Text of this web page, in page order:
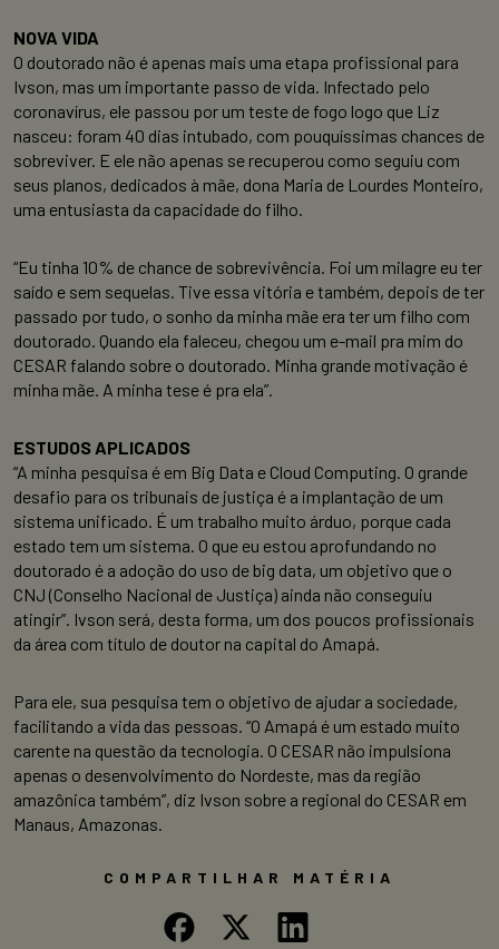
NOVA VIDA
O doutorado não é apenas mais uma etapa profissional para
Ivson, mas um importante passo de vida. Infectado pelo
coronavírus, ele passou por um teste de fogo logo que Liz
nasceu: foram 40 dias intubado, com pouquíssimas chances de
sobreviver. E ele não apenas se recuperou como seguiu com
seus planos, dedicados à mãe, dona Maria de Lourdes Monteiro,
uma entusiasta da capacidade do filho.
“Eu tinha 10% de chance de sobrevivência. Foi um milagre eu ter
saído e sem sequelas. Tive essa vitória e também, depois de ter
passado por tudo, o sonho da minha mãe era ter um filho com
doutorado. Quando ela faleceu, chegou um e-mail pra mim do
CESAR falando sobre o doutorado. Minha grande motivação é
minha mãe. A minha tese é pra ela”.
ESTUDOS APLICADOS
“A minha pesquisa é em Big Data e Cloud Computing. O grande
desafio para os tribunais de justiça é a implantação de um
sistema unificado. É um trabalho muito árduo, porque cada
estado tem um sistema. O que eu estou aprofundando no
doutorado é a adoção do uso de big data, um objetivo que o
CNJ (Conselho Nacional de Justiça) ainda não conseguiu
atingir”. Ivson será, desta forma, um dos poucos profissionais
da área com título de doutor na capital do Amapá.
Para ele, sua pesquisa tem o objetivo de ajudar a sociedade,
facilitando a vida das pessoas. “O Amapá é um estado muito
carente na questão da tecnologia. O CESAR não impulsiona
apenas o desenvolvimento do Nordeste, mas da região
amazônica também”, diz Ivson sobre a regional do CESAR em
Manaus, Amazonas.
COMPARTILHAR MATÉRIA